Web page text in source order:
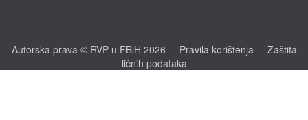
Autorska prava © RVP u FBiH 2026 Pravila korištenja
Zaštita
ličnih podataka